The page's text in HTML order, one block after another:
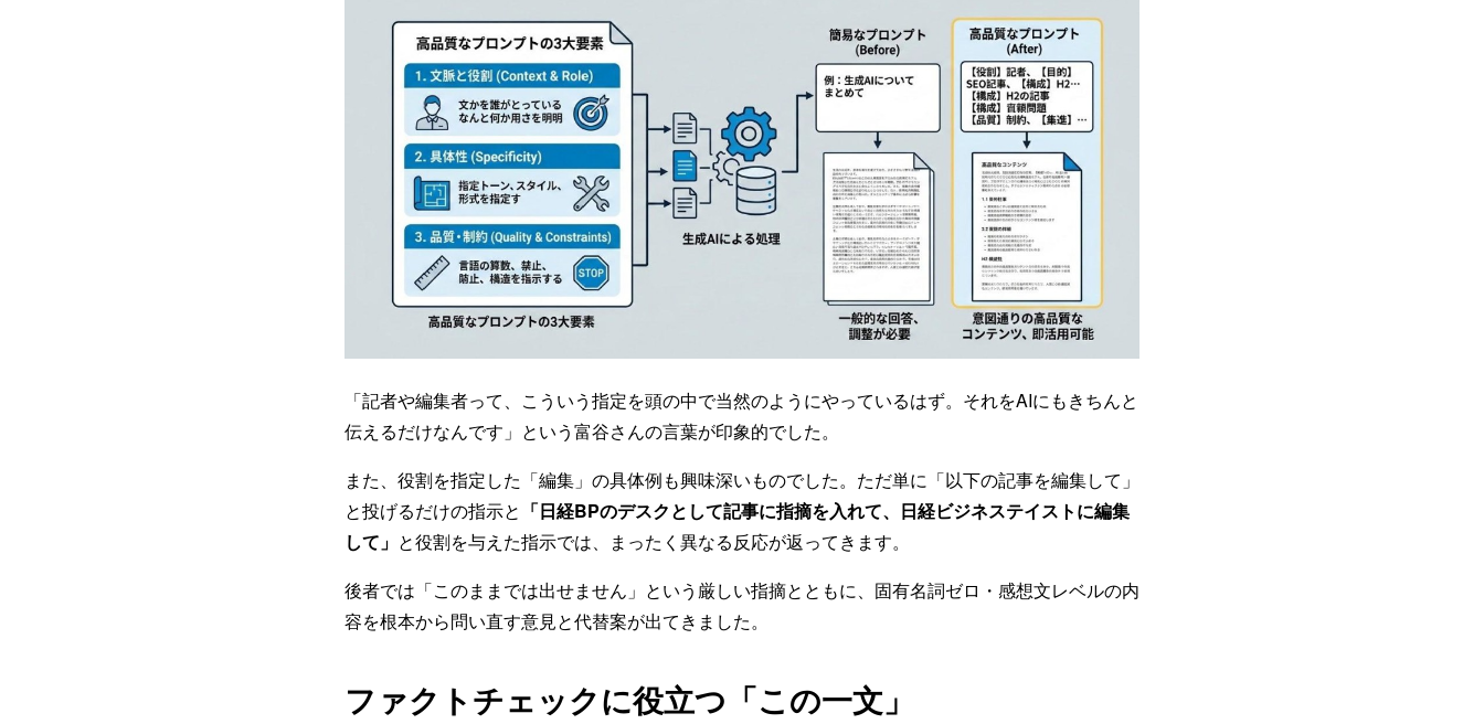
「記者や編集者って、こういう指定を頭の中で当然のようにやっているはず。それをAIにもきちんと
伝えるだけなんです」という富谷さんの言葉が印象的でした。
また、役割を指定した「編集」の具体例も興味深いものでした。ただ単に「以下の記事を編集して」
と投げるだけの指示と 「日経BPのデスクとして記事に指摘を入れて、日経ビジネステイストに編集
して」 と役割を与えた指示では、まったく異なる反応が返ってきます。
後者では「このままでは出せません」という厳しい指摘とともに、固有名詞ゼロ・感想文レベルの内
容を根本から問い直す意見と代替案が出てきました。
ファクトチェックに役立つ「この一文」